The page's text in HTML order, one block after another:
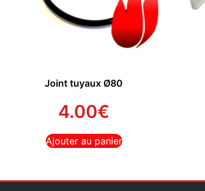
Joint tuyaux Ø80
4.00€
Ajouter au panier